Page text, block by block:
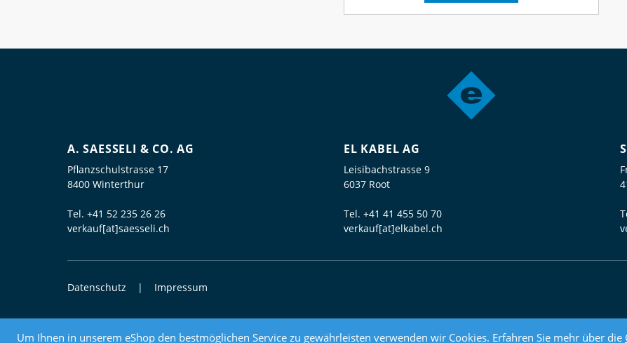
Um Ihnen in unserem eShop den bestmöglichen Service zu gewährleisten verwenden wir Cookies. Erfahren Sie mehr über die
A. SAESSELI & CO. AG
Pflanzschulstrasse 17
8400 Winterthur
Tel. +41 52 235 26 26
verkauf[at]saesseli.ch
EL KABEL AG
Leisibachstrasse 9
6037 Root
Tel. +41 41 455 50 70
verkauf[at]elkabel.ch
Datenschutz Impressum